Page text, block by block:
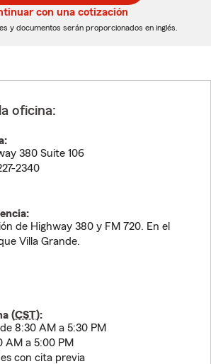
con una cotización
y documentos serán proporcionados en inglés.
oficina:
380 Suite 106
2340
de Highway 380 y FM 720. En el
Villa Grande.
(CST):
8:30 AM a 5:30 PM
AM a 5:00 PM
con cita previa